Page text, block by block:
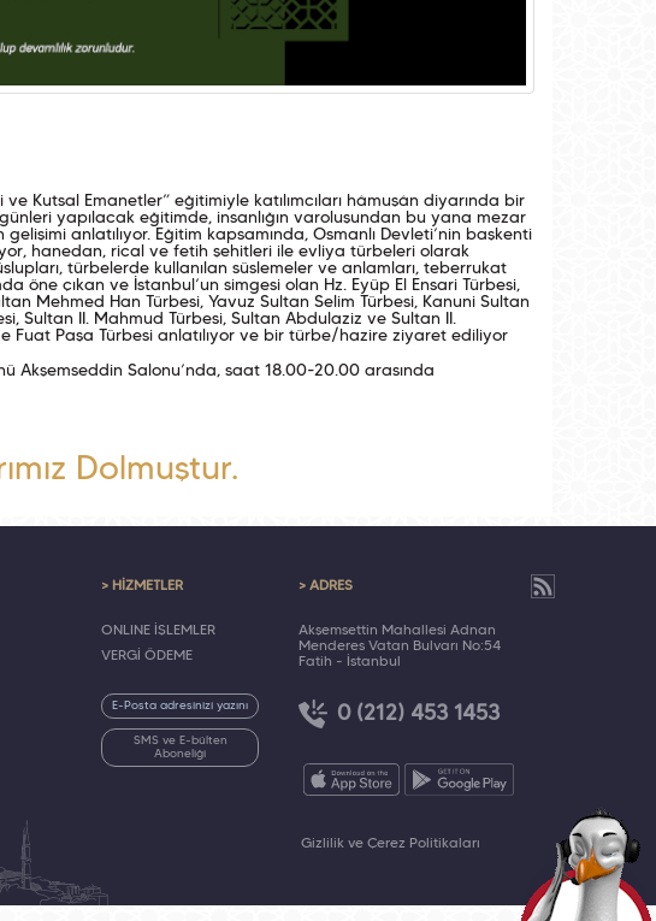
Kutsal Emanetler” eğitimiyle katılımcıları hâmuşân diyarında bir
yapılacak eğitimde, insanlığın varoluşundan bu yana mezar
anlatılıyor. Eğitim kapsamında, Osmanlı Devleti’nin başkenti
hanedan, rical ve fetih şehitleri ile evliya türbeleri olarak
türbelerde kullanılan süslemeler ve anlamları, teberrukat
öne çıkan ve İstanbul’un simgesi olan Hz. Eyüp El Ensari Türbesi,
Mehmed Han Türbesi, Yavuz Sultan Selim Türbesi, Kanuni Sultan
Sultan II. Mahmud Türbesi, Sultan Abdulaziz ve Sultan II.
Fuat Paşa Türbesi anlatılıyor ve bir türbe/hazire ziyaret ediliyor
Akşemseddin Salonu’nda, saat 18.00-20.00 arasında
Dolmuştur.
> HİZMETLER
ONLINE İŞLEMLER
VERGİ ÖDEME
SMS ve E-bülten
Aboneliği
> ADRES
Akşemsettin Mahallesi Adnan
Menderes Vatan Bulvarı No:54
Fatih - İstanbul
0 (212) 453 1453
Gizlilik ve Çerez Politikaları